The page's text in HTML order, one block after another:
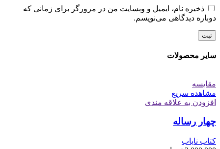
ذخیره نام، ایمیل و وبسایت من در مرورگر برای زمانی که
دوباره دیدگاهی می‌نویسم.
سایر محصولات
مقایسه
مشاهده سریع
افزودن به علاقه مندی
چهار رساله
کتاب نایاب